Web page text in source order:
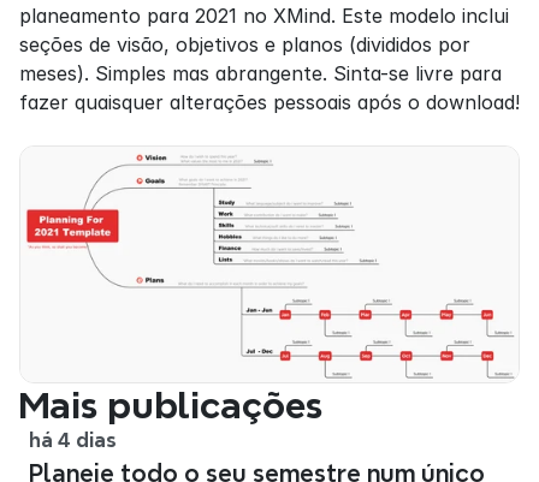
planeamento para 2021 no XMind. Este modelo inclui
seções de visão, objetivos e planos (divididos por
meses). Simples mas abrangente. Sinta-se livre para
fazer quaisquer alterações pessoais após o download!
Mais publicações
há 4 dias
Planeie todo o seu semestre num único